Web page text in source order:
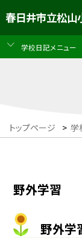
春日井市立松山
学校日記メニュー
トップページ > 学
野外学習
野外学